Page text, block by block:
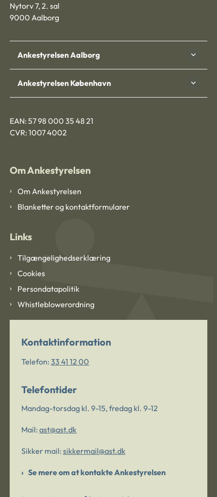
Nytorv 7, 2. sal
9000 Aalborg
Ankestyrelsen Aalborg
Ankestyrelsen København
EAN: 57 98 000 35 48 21
CVR: 1007 4002
Om Ankestyrelsen
Om Ankestyrelsen
Blanketter og kontaktformularer
Links
Tilgængelighedserklæring
Cookies
Persondatapolitik
Whistleblowerordning
Kontaktinformation
Telefon: 33 41 12 00
Telefontider
Mandag-torsdag kl. 9-15, fredag kl. 9-12
Mail: ast@ast.dk
Sikker mail: sikkermail@ast.dk
Se mere om at kontakte Ankestyrelsen